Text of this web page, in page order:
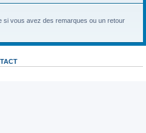
si vous avez des remarques ou un retour